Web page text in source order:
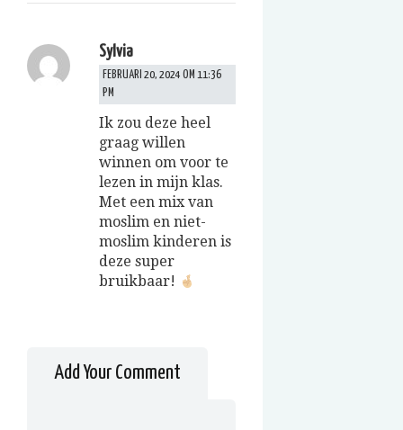
Sylvia
FEBRUARI 20, 2024 OM 11:36
PM
Ik zou deze heel
graag willen
winnen om voor te
lezen in mijn klas.
Met een mix van
moslim en niet-
moslim kinderen is
deze super
bruikbaar!
Add Your Comment